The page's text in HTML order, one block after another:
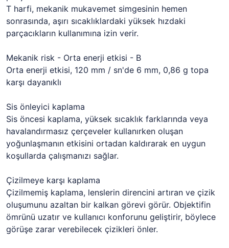
T harfi, mekanik mukavemet simgesinin hemen
sonrasında, aşırı sıcaklıklardaki yüksek hızdaki
parçacıkların kullanımına izin verir.
Mekanik risk - Orta enerji etkisi - B
Orta enerji etkisi, 120 mm / sn'de 6 mm, 0,86 g topa
karşı dayanıklı
Sis önleyici kaplama
Sis öncesi kaplama, yüksek sıcaklık farklarında veya
havalandırmasız çerçeveler kullanırken oluşan
yoğunlaşmanın etkisini ortadan kaldırarak en uygun
koşullarda çalışmanızı sağlar.
Çizilmeye karşı kaplama
Çizilmemiş kaplama, lenslerin direncini artıran ve çizik
oluşumunu azaltan bir kalkan görevi görür. Objektifin
ömrünü uzatır ve kullanıcı konforunu geliştirir, böylece
görüşe zarar verebilecek çizikleri önler.